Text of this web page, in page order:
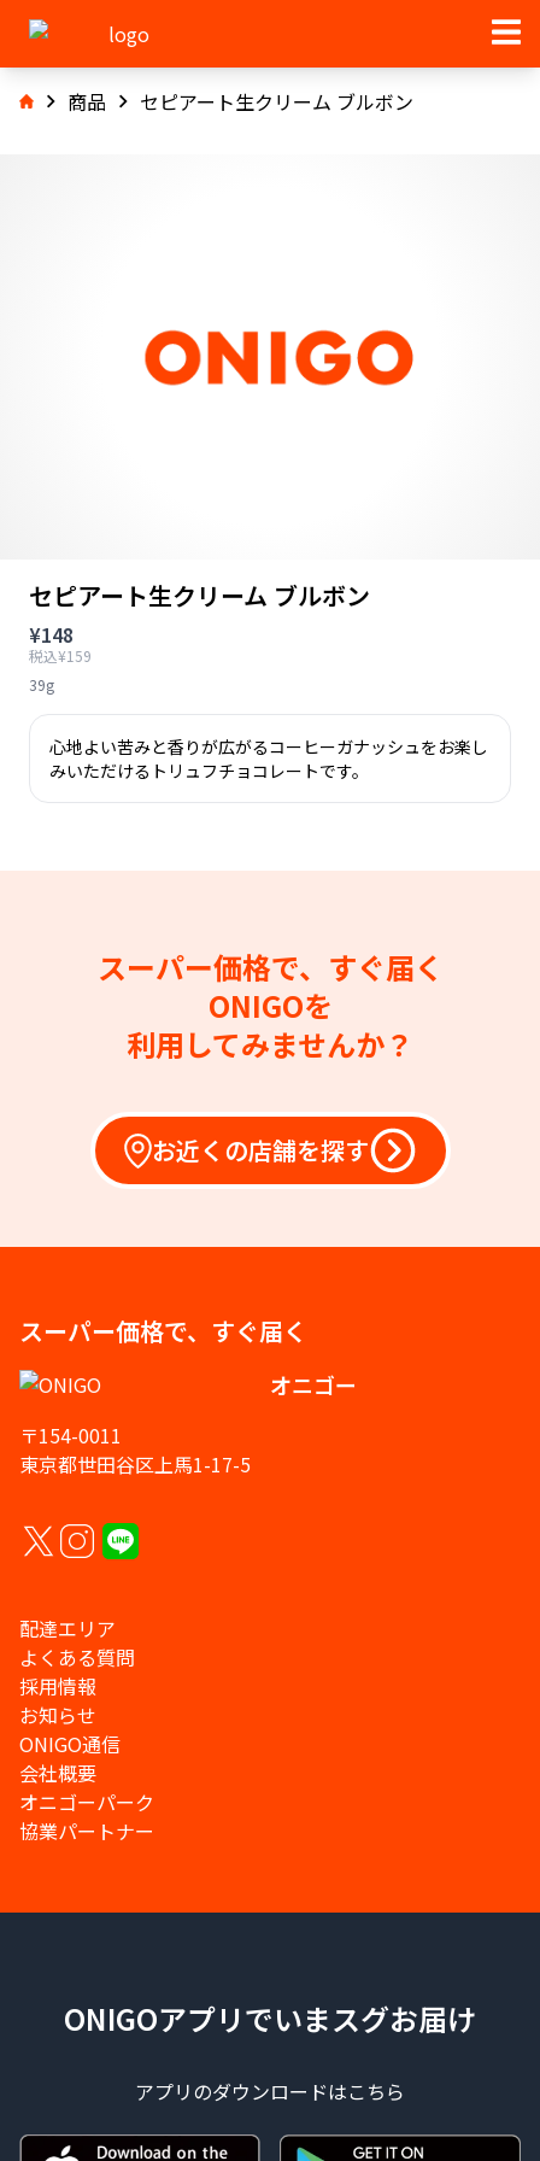
商品 セピアート生クリーム ブルボン
セピアート生クリーム ブルボン
¥148
税込¥159
39g
心地よい苦みと香りが広がるコーヒーガナッシュをお楽し
みいただけるトリュフチョコレートです。
スーパー価格で、すぐ届く
ONIGOを
利用してみませんか？
お近くの店舗を探す
スーパー価格で、すぐ届く
オニゴー
〒154-0011
東京都世田谷区上馬1-17-5
配達エリア
よくある質問
採用情報
お知らせ
ONIGO通信
会社概要
オニゴーパーク
協業パートナー
ONIGOアプリでいまスグお届け
アプリのダウンロードはこちら